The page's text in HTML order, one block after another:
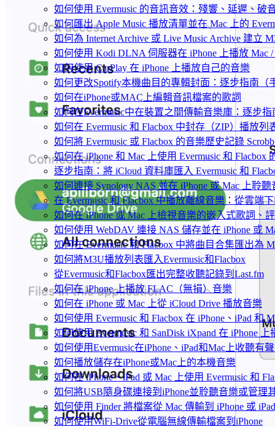
如何使用 Evermusic 的音訊音效：殘響、延遲、破
如何匯出 Apple Music 播放清單並在 Mac 上的
如何為 Internet Archive 或 Live Music Archive 建立
如何使用 Kodi DLNA 伺服器在 iPhone 上播放 Mac
如何使用 CarPlay 在 iPhone 上播放自己的音樂
如何更改Spotify本機曲目的專輯封面：逐步指南（
如何在iPhone或MAC上編輯音訊檔案的歌詞
如何在Evermusic中在裝置之間傳輸音樂庫：逐步指
如何在 Evermusic 和 Flacbox 中封存（ZIP）播放
如何將 Evermusic 或 Flacbox 的音樂歷史記錄
如何在 iPhone 和 Mac 上使用 Evermusic 和 Flacbox
逐步指南：將 iCloud 資料庫匯入 Evermusic 和
如何連接 Synology NAS 並在 iPhone 或 Mac 上聆聽
在 Evermusic 和 Flacbox 中播放離線音樂：從雲端
如何在 iPhone 或 Mac 上檢視音樂的嵌入式歌詞、
如何使用 WebDAV 連接 NAS 儲存並在 iPhone 或
如何在 Evermusic 和 Flacbox 中將曲目合集匯出為
如何將M3U播放列表匯入Evermusic和Flacbox
從Evermusic和Flacbox匯出完整收聽記錄到Last.fm
如何在 iPhone 上播放 FLAC（無損）音樂
如何在 iPhone 或 Mac 上從 iCloud Drive 播放音樂
如何使用 Evermusic 和 Flacbox 在 iPhone、iPad 和
如何使用 Evermusic 和 SanDisk iXpand 在 iPhone
如何使用Evermusic在iPhone、iPad和Mac上收聽有
如何播放儲存在iPhone或Mac上的本機音樂
如何在 iPhone、iPad 或 Mac 上使用 Evermusic 和
如何將USB隨身碟連接到iPhone並聆聽音樂或管理
如何使用 Finder 將檔案從 Mac 傳輸到 iPhone 或 iPad
如何使用WiFi-Drive從電腦無線傳輸檔案到iPhone